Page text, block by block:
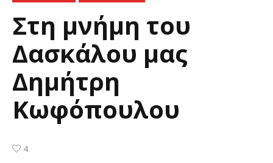
Στη μνήμη του
Δασκάλου μας
Δημήτρη
Κωφόπουλου
4